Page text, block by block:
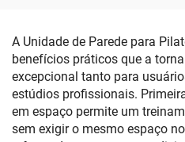
A Unidade de Parede para
benefícios práticos que a
excepcional tanto para
estúdios profissionais.
em espaço permite um
sem exigir o mesmo espaço